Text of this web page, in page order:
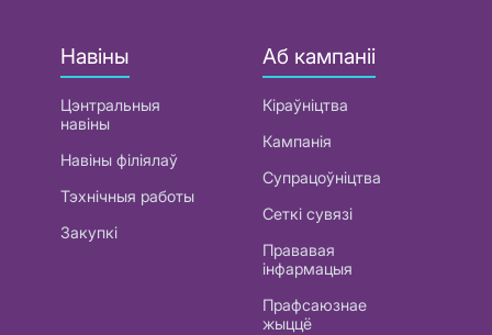
Навіны
Цэнтральныя
навіны
Навіны філіялаў
Тэхнічныя работы
Закупкі
Аб кампаніі
Кіраўніцтва
Кампанія
Супрацоўніцтва
Сеткі сувязі
Прававая
інфармацыя
Прафсаюзнае
жыццё